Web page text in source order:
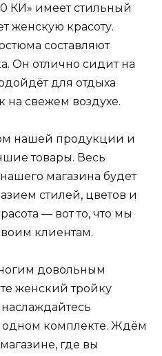
КИ» имеет стильный
женскую красоту.
составляют
Он отлично сидит на
для отдыха
на свежем воздухе.
нашей продукции и
товары. Весь
магазина будет
стилей, цветов и
— вот то, что мы
клиентам.
довольным
женский тройку
комплекте. Ждём
где вы